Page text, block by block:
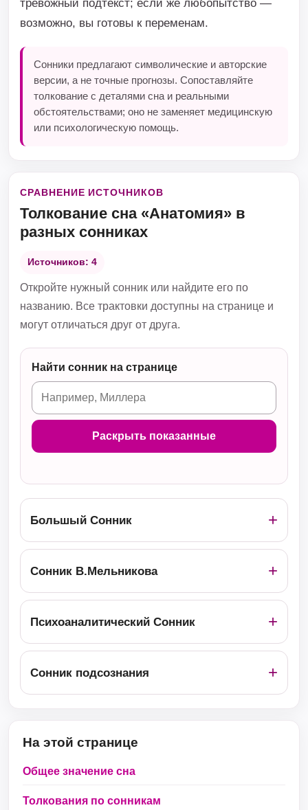
тревожный подтекст; если же любопытство —
возможно, вы готовы к переменам.
Сонники предлагают символические и авторские
версии, а не точные прогнозы. Сопоставляйте
толкование с деталями сна и реальными
обстоятельствами; оно не заменяет медицинскую
или психологическую помощь.
СРАВНЕНИЕ ИСТОЧНИКОВ
Толкование сна «Анатомия» в
разных сонниках
Источников: 4
Откройте нужный сонник или найдите его по
названию. Все трактовки доступны на странице и
могут отличаться друг от друга.
Найти сонник на странице
Раскрыть показанные
Большый Сонник
Сонник В.Мельникова
Психоаналитический Сонник
Сонник подсознания
На этой странице
Общее значение сна
Толкования по сонникам